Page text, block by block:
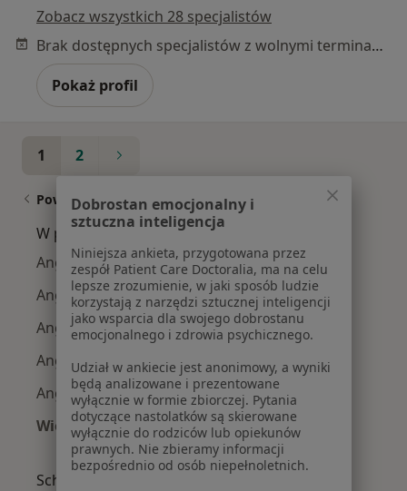
Zobacz wszystkich 28 specjalistów
Brak dostępnych specjalistów z wolnymi terminami w tym centrum medycznym.
Pokaż profil
1 2
Powiązane wyszukiwania
W pobliżu Zielonek
Angina w Krakowie
Angina w Niepołomicach
Angina w Liszkach
Angina w Dobczycach
Angina w Libiążu
Więcej (11)
Więcej w kategorii: W pobliżu Zielonek
Schorzenia w Zielonkach
Dobrostan emocjonalny i
sztuczna inteligencja
Niniejsza ankieta, przygotowana przez
zespół Patient Care Doctoralia, ma na celu
lepsze zrozumienie, w jaki sposób ludzie
korzystają z narzędzi sztucznej inteligencji
jako wsparcia dla swojego dobrostanu
emocjonalnego i zdrowia psychicznego.
Udział w ankiecie jest anonimowy, a wyniki
będą analizowane i prezentowane
wyłącznie w formie zbiorczej. Pytania
dotyczące nastolatków są skierowane
wyłącznie do rodziców lub opiekunów
prawnych. Nie zbieramy informacji
bezpośrednio od osób niepełnoletnich.